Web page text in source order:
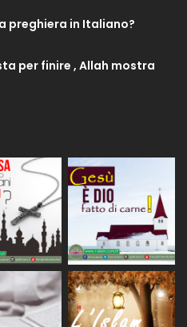
preghiera in Italiano?
per finire , Allah mostra